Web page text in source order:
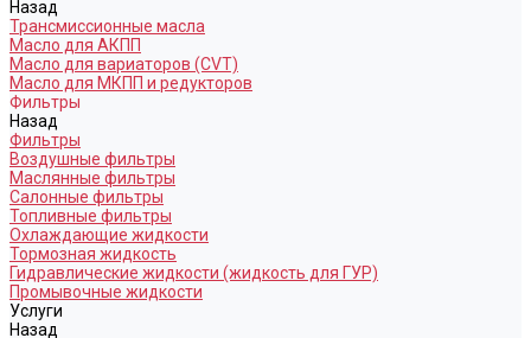
Назад
Трансмиссионные масла
Масло для АКПП
Масло для вариаторов (CVT)
Масло для МКПП и редукторов
Фильтры
Назад
Фильтры
Воздушные фильтры
Маслянные фильтры
Салонные фильтры
Топливные фильтры
Охлаждающие жидкости
Тормозная жидкость
Гидравлические жидкости (жидкость для ГУР)
Промывочные жидкости
Услуги
Назад